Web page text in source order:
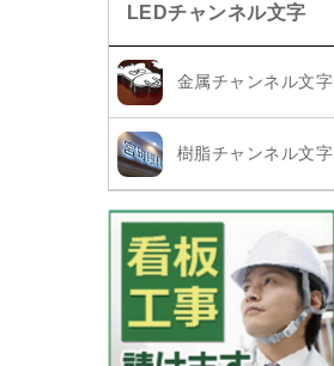
LEDチャンネル文字
金属チャンネル文字
樹脂チャンネル文字